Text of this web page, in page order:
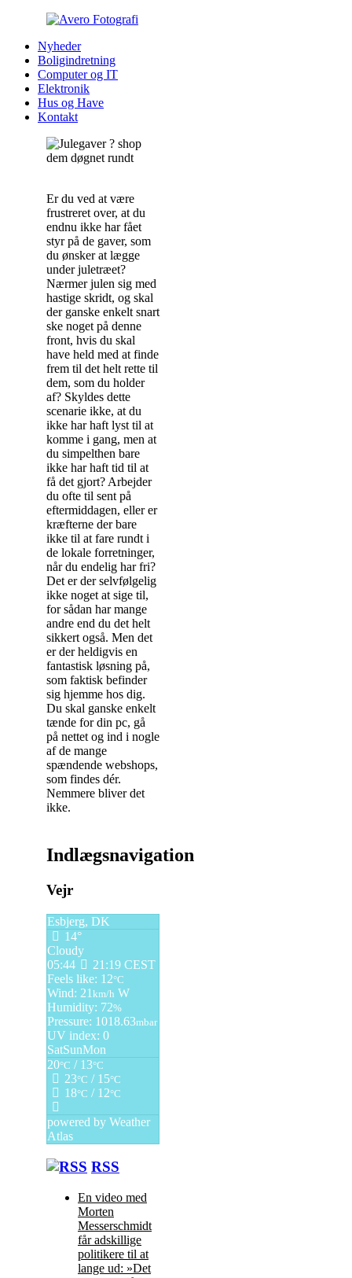
Nyheder
Boligindretning
Computer og IT
Elektronik
Hus og Have
Kontakt
Er du ved at være
frustreret over, at du
endnu ikke har fået
styr på de gaver, som
du ønsker at lægge
under juletræet?
Nærmer julen sig med
hastige skridt, og skal
der ganske enkelt snart
ske noget på denne
front, hvis du skal
have held med at finde
frem til det helt rette til
dem, som du holder
af? Skyldes dette
scenarie ikke, at du
ikke har haft lyst til at
komme i gang, men at
du simpelthen bare
ikke har haft tid til at
få det gjort? Arbejder
du ofte til sent på
eftermiddagen, eller er
kræfterne der bare
ikke til at fare rundt i
de lokale forretninger,
når du endelig har fri?
Det er der selvfølgelig
ikke noget at sige til,
for sådan har mange
andre end du det helt
sikkert også. Men det
er der heldigvis en
fantastisk løsning på,
som faktisk befinder
sig hjemme hos dig.
Du skal ganske enkelt
tænde for din pc, gå
på nettet og ind i nogle
af de mange
spændende webshops,
som findes dér.
Nemmere bliver det
ikke.
Indlægsnavigation
Vejr
Esbjerg, DK
14°
Cloudy
05:44
21:19 CEST
Feels like: 12°C
Wind: 21 km/h W
Humidity: 72%
Pressure: 1018.63mbar
UV index: 0
SatSunMon
20°C / 13°C
23°C / 15°C
18°C / 12°C
powered by Weather
Atlas
RSS
En video med
Morten
Messerschmidt
får adskillige
politikere til at
lange ud: »Det